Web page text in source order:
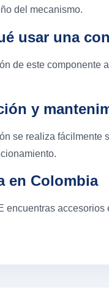
del mecanismo.
usar una
de este componente
y
se realiza fácilmente
en Colombia
encuentras